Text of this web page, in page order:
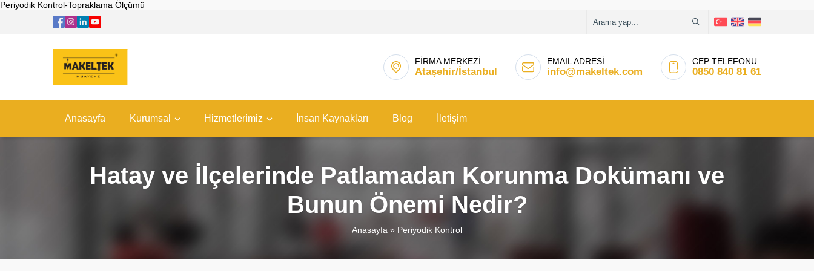
Periyodik Kontrol-Topraklama Ölçümü
FİRMA MERKEZİ
Ataşehir/İstanbul
EMAIL ADRESİ
info@makeltek.com
CEP TELEFONU
0850 840 81 61
Anasayfa Kurumsal Hizmetlerimiz İnsan Kaynakları Blog İletişim
Hatay ve İlçelerinde Patlamadan Korunma Dokümanı ve
Bunun Önemi Nedir?
Anasayfa » Periyodik Kontrol